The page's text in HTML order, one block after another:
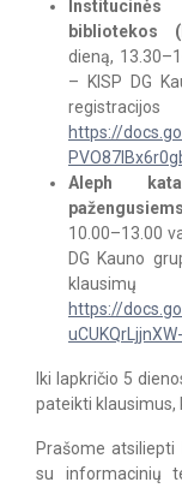
bibliotekos
dieną,
– KISP DG
https://
Aleph
pažengusiems
10.00–13.00
DG Kauno
https://
Iki lapkričio 5
pateikti klausimus,
Prašome
su informacinių